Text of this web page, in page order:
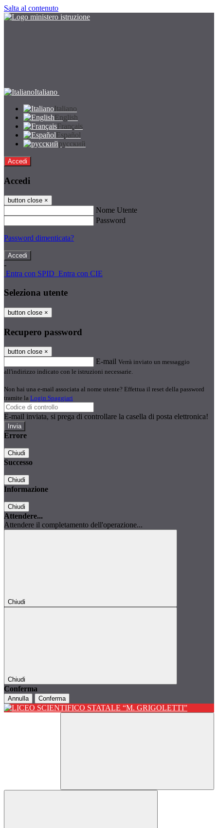
Salta al contenuto
Italiano
Italiano
English
Français
Español
русский
Accedi
Accedi
button close ×
Nome Utente
Password
Password dimenticata?
-
Entra con SPID Entra con CIE
Seleziona utente
button close ×
Recupero password
button close ×
E-mail Verrà inviato un messaggio
all'indirizzo indicato con le istruzioni necessarie.
Non hai una e-mail associata al nome utente? Effettua il reset della password
tramite la Login Spaggiari
E-mail inviata, si prega di controllare la casella di posta elettronica!
Errore
Chiudi
Successo
Chiudi
Informazione
Chiudi
Attendere...
Attendere il completamento dell'operazione...
Chiudi
Chiudi
Conferma
Annulla Conferma